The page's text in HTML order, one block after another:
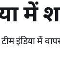
में
इंडिया में